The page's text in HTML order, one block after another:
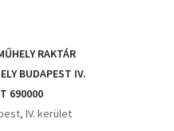
RAKTÁR
BUDAPEST IV.
690000
IV. kerület